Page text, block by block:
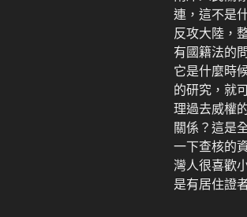
連，這不是
反攻大陸，
有國籍法的
它是什麼時
的研究，就
理過去威權
關係？這是
一下查核的
灣人很喜歡
是有居住證